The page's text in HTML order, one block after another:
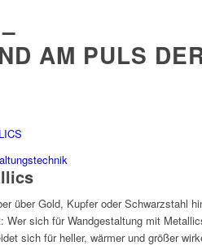
–
AM PULS
über Gold, Kupfer oder Schwarzstahl
Wer sich für Wandgestaltung mit
sich für heller, wärmer und größer